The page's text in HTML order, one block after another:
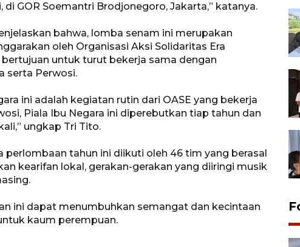
di GOR Soemantri Brodjonegoro, Jakarta,” katanya.
bahwa, lomba senam ini merupakan
oleh Organisasi Aksi Solidaritas Era
bertujuan untuk turut bekerja sama dengan
serta Perwosi.
ini adalah kegiatan rutin dari OASE yang bekerja
Piala Ibu Negara ini diperebutkan tiap tahun dan
ungkap Tri Tito.
tahun ini diikuti oleh 46 tim yang berasal
kearifan lokal, gerakan-gerakan yang diiringi musik
ini dapat menumbuhkan semangat dan kecintaan
kaum perempuan.